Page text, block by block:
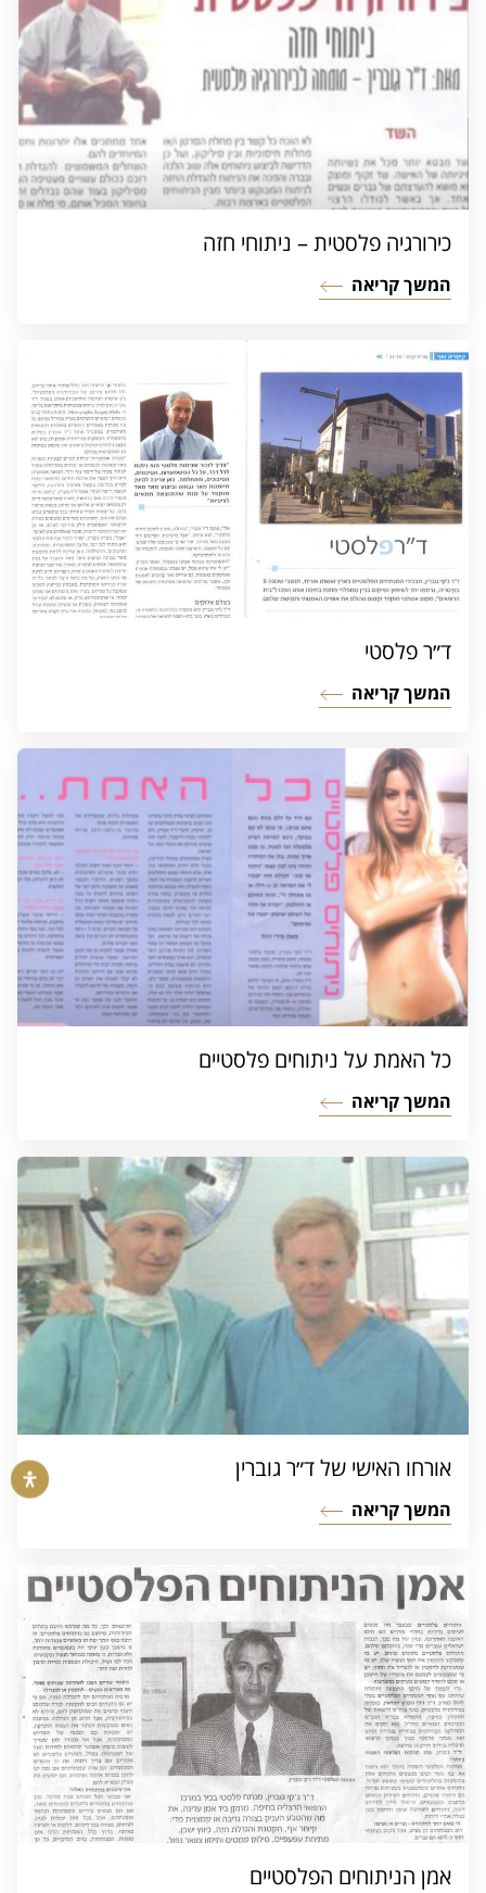
כירורגיה פלסטית – ניתוחי חזה
המשך קריאה
ד״ר פלסטי
המשך קריאה
כל האמת על ניתוחים פלסטיים
המשך קריאה
אורחו האישי של ד״ר גוברין
המשך קריאה
אמן הניתוחים הפלסטיים